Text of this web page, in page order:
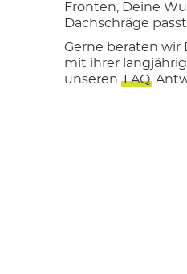
Fronten, Deine
Dachschräge
Gerne beraten wir
mit ihrer
unserenFAQ